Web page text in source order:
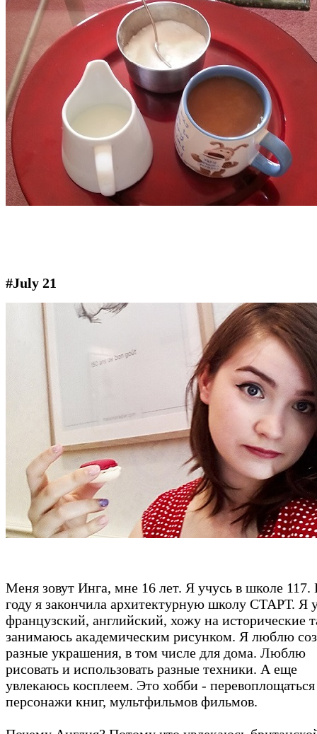
#July 21
Меня зовут Инга, мне 16 лет. Я учусь в школе 117.
году я закончила архитектурную школу СТАРТ. Я
французский, английский, хожу на исторические
занимаюсь академическим рисунком. Я люблю
разные украшения, в том числе для дома. Люблю
рисовать и использовать разные техники. А еще
увлекаюсь косплеем. Это хобби - перевоплощаться
персонажи книг, мультфильмов фильмов.